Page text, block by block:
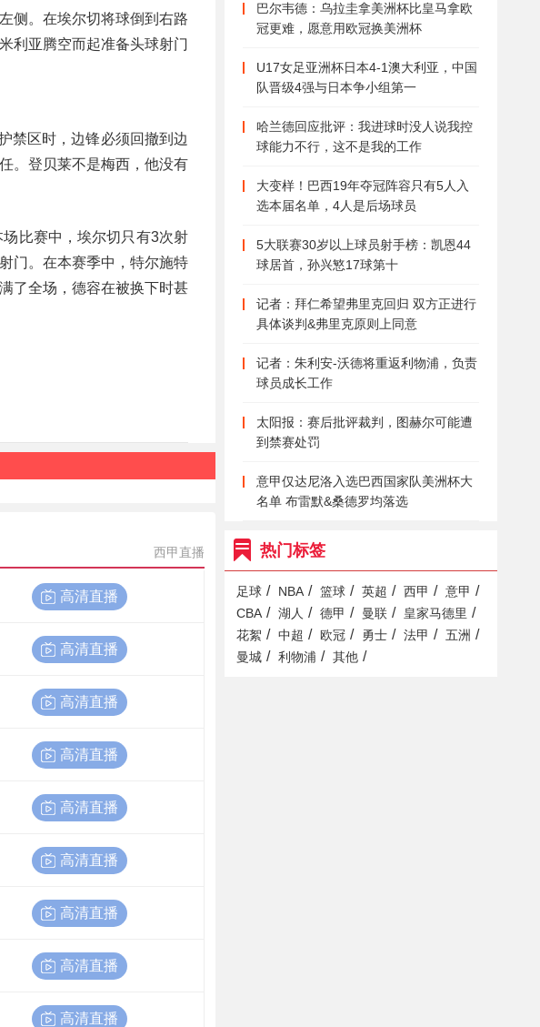
侧。在埃尔切将球倒到右路
利亚腾空而起准备头球射门
禁区时，边锋必须回撤到边
。登贝莱不是梅西，他没有
比赛中，埃尔切只有3次射
门。在本赛季中，特尔施特
了全场，德容在被换下时甚
西甲直播
高清直播
高清直播
高清直播
高清直播
高清直播
高清直播
高清直播
高清直播
高清直播
巴尔韦德：乌拉圭拿美洲杯比皇马拿欧
冠更难，愿意用欧冠换美洲杯
U17女足亚洲杯日本4-1澳大利亚，中国
队晋级4强与日本争小组第一
哈兰德回应批评：我进球时没人说我控
球能力不行，这不是我的工作
大变样！巴西19年夺冠阵容只有5人入
选本届名单，4人是后场球员
5大联赛30岁以上球员射手榜：凯恩44
球居首，孙兴慜17球第十
记者：拜仁希望弗里克回归 双方正进行
具体谈判&弗里克原则上同意
记者：朱利安-沃德将重返利物浦，负责
球员成长工作
太阳报：赛后批评裁判，图赫尔可能遭
到禁赛处罚
意甲仅达尼洛入选巴西国家队美洲杯大
名单 布雷默&桑德罗均落选
热门标签
足球 / NBA / 篮球 / 英超 / 西甲 / 意甲 /
CBA / 湖人 / 德甲 / 曼联 / 皇家马德里 /
花絮 / 中超 / 欧冠 / 勇士 / 法甲 / 五洲 /
曼城 / 利物浦 / 其他 /